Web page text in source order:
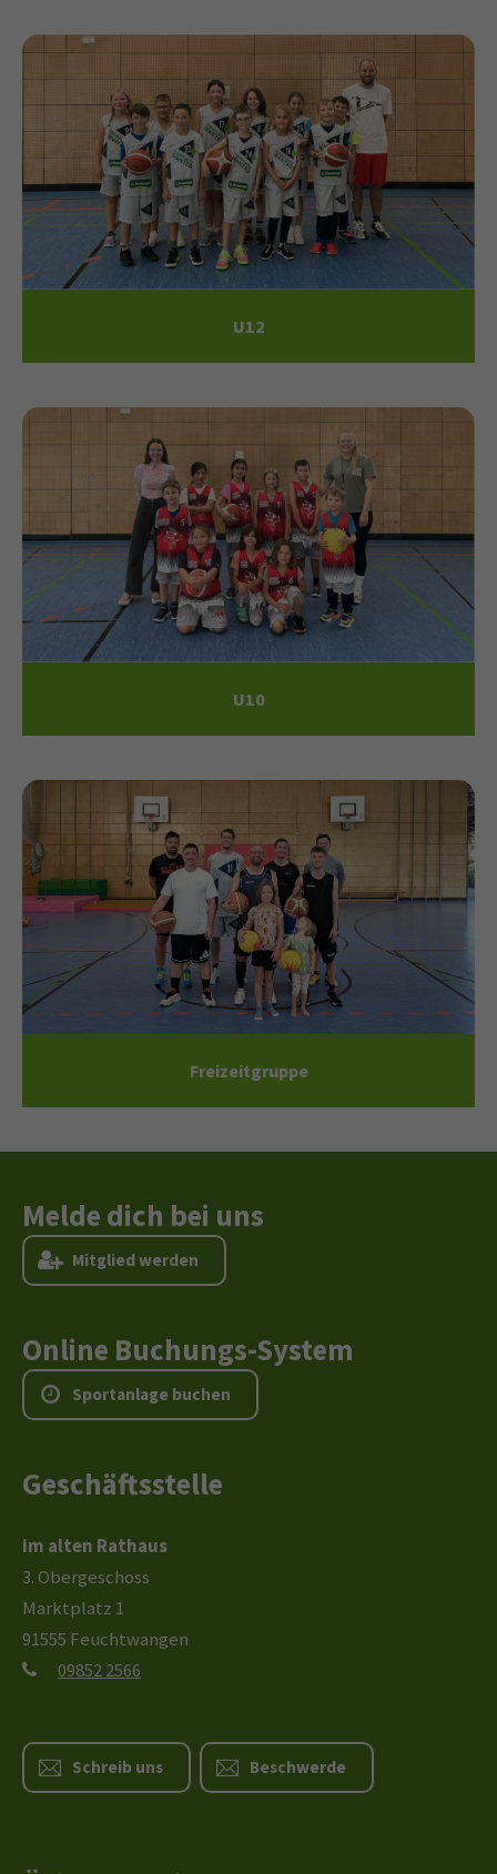
U12
U10
Freizeitgruppe
Melde dich bei uns
Mitgliedwerden
Online Buchungs-System
Sportanlage buchen
Geschäftsstelle
im alten Rathaus
3. Obergeschoss
Marktplatz 1
91555 Feuchtwangen
09852 2566
Schreib uns Beschwerde